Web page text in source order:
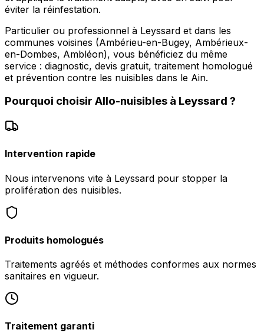
éviter la réinfestation.
Particulier ou professionnel à Leyssard et dans les
communes voisines (Ambérieu-en-Bugey, Ambérieux-
en-Dombes, Ambléon), vous bénéficiez du même
service : diagnostic, devis gratuit, traitement homologué
et prévention contre les nuisibles dans le Ain.
Pourquoi choisir Allo-nuisibles à Leyssard ?
Intervention rapide
Nous intervenons vite à Leyssard pour stopper la
prolifération des nuisibles.
Produits homologués
Traitements agréés et méthodes conformes aux normes
sanitaires en vigueur.
Traitement garanti